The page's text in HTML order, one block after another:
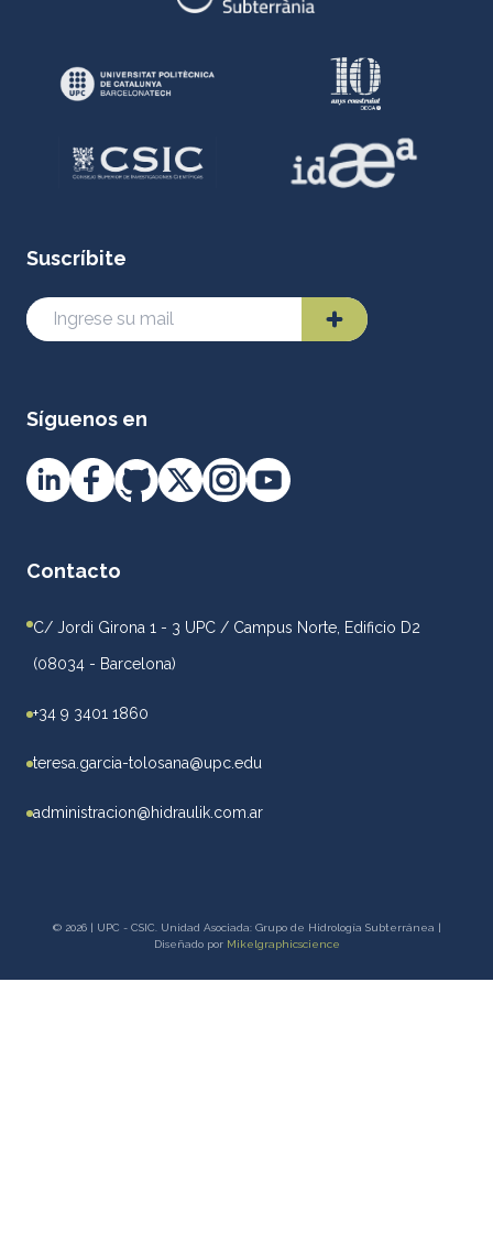
Suscríbite
Síguenos en
Contacto
C/ Jordi Girona 1 - 3 UPC / Campus Norte, Edificio D2
(08034 - Barcelona)
+34 9 3401 1860
teresa.garcia-tolosana@upc.edu
administracion@hidraulik.com.ar
© 2026 | UPC - CSIC. Unidad Asociada: Grupo de Hidrología Subterránea |
Diseñado por Mikelgraphicscience